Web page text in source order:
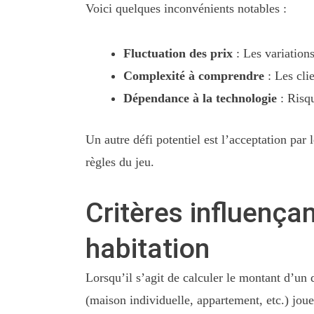
Voici quelques inconvénients notables :
Fluctuation des prix : Les
Complexité à comprendre : Les
Dépendance à la technologie :
Un autre défi potentiel est l’acceptation par
règles du jeu.
Critères
habitation
Lorsqu’il s’agit de calculer le montant
(maison individuelle, appartement, etc.)